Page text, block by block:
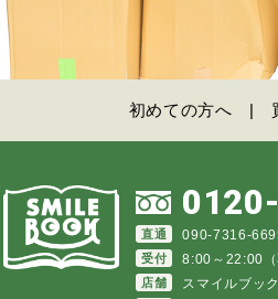
初めての方へ
直通 090-7316-
受付 8:00～22:00（
店舗 スマイルブック